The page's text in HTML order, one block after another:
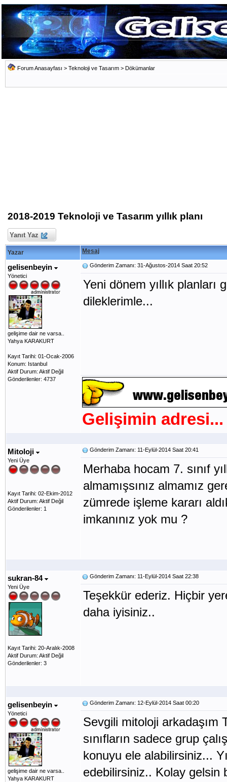
Forum Anasayfası > Teknoloji ve Tasarım > Dökümanlar
2018-2019 Teknoloji ve Tasarım yıllık planı
Yanıt Yaz
Yazar Mesaj
gelisenbeyin
Yönetici
gelişime dair ne varsa..
Yahya KARAKURT
Kayıt Tarihi: 01-Ocak-2006
Konum: Istanbul
Aktif Durum: Aktif Değil
Gönderilenler: 4737
Gönderim Zamanı: 31-Ağustos-2014 Saat 20:52
Yeni dönem yıllık planları
dileklerimle...
Gelişimin adresi...
Mitoloji
Yeni Üye
Kayıt Tarihi: 02-Ekim-2012
Aktif Durum: Aktif Değil
Gönderilenler: 1
Gönderim Zamanı: 11-Eylül-2014 Saat 20:41
Merhaba hocam 7. sınıf
almamışsınız almamız
zümrede işleme kararı
imkanınız yok mu ?
sukran-84
Yeni Üye
Kayıt Tarihi: 20-Aralık-2008
Aktif Durum: Aktif Değil
Gönderilenler: 3
Gönderim Zamanı: 11-Eylül-2014 Saat 22:38
Teşekkür ederiz. Hiçbir
daha iyisiniz..
gelisenbeyin
Yönetici
gelişime dair ne varsa..
Yahya KARAKURT
Gönderim Zamanı: 12-Eylül-2014 Saat 00:20
Sevgili mitoloji arkadaşım
sınıfların sadece grup
konuyu ele alabilirsiniz...
edebilirsiniz.. Kolay gelsin